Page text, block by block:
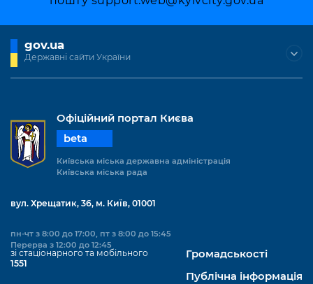
gov.ua
Державні сайти України
Офіційний портал Києва
beta
Київська міська державна адміністрація
Київська міська рада
вул. Хрещатик, 36, м. Київ, 01001
пн-чт з 8:00 до 17:00, пт з 8:00 до 15:45
Перерва з 12:00 до 12:45
зі стаціонарного та мобільного
1551
Громадськості
Публічна інформація